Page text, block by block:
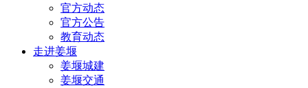
官方动态
官方公告
教育动态
走进姜堰
姜堰城建
姜堰交通